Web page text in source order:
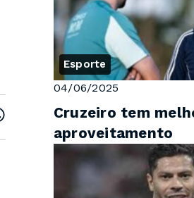
Esporte
04/06/2025
Cruzeiro tem
aproveitamento